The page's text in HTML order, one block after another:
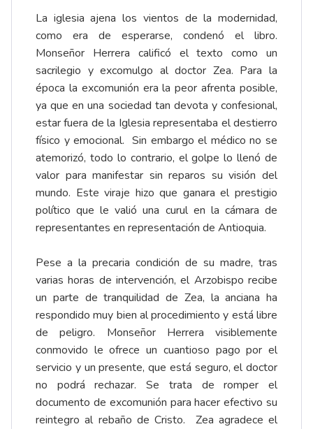
La iglesia ajena los vientos de la modernidad,
como era de esperarse, condenó el libro.
Monseñor Herrera calificó el texto como un
sacrilegio y excomulgo al doctor Zea. Para la
época la excomunión era la peor afrenta posible,
ya que en una sociedad tan devota y confesional,
estar fuera de la Iglesia representaba el destierro
físico y emocional. Sin embargo el médico no se
atemorizó, todo lo contrario, el golpe lo llenó de
valor para manifestar sin reparos su visión del
mundo. Este viraje hizo que ganara el prestigio
político que le valió una curul en la cámara de
representantes en representación de Antioquia.
Pese a la precaria condición de su madre, tras
varias horas de intervención, el Arzobispo recibe
un parte de tranquilidad de Zea, la anciana ha
respondido muy bien al procedimiento y está libre
de peligro. Monseñor Herrera visiblemente
conmovido le ofrece un cuantioso pago por el
servicio y un presente, que está seguro, el doctor
no podrá rechazar. Se trata de romper el
documento de excomunión para hacer efectivo su
reintegro al rebaño de Cristo. Zea agradece el